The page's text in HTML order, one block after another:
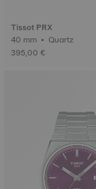
Tissot PRX
40 mm • Quartz
395,00 €